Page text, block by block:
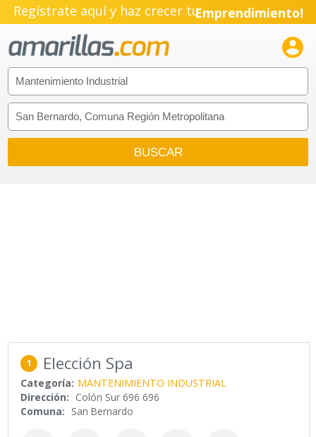
Regístrate aquí y haz crecer tuEmprendimiento!

1 Elección Spa
Categoría: MANTENIMIENTO INDUSTRIAL
Dirección: Colón Sur 696 696
Comuna: San Bernardo